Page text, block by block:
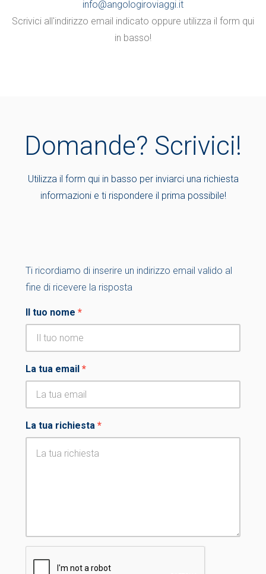
info@angologiroviaggi.it
Scrivici all'indirizzo email indicato oppure utilizza il form qui
in basso!
Domande? Scrivici!
Utilizza il form qui in basso per inviarci una richiesta
informazioni e ti rispondere il prima possibile!
Ti ricordiamo di inserire un indirizzo email valido al
fine di ricevere la risposta
Il tuo nome *
La tua email *
La tua richiesta *